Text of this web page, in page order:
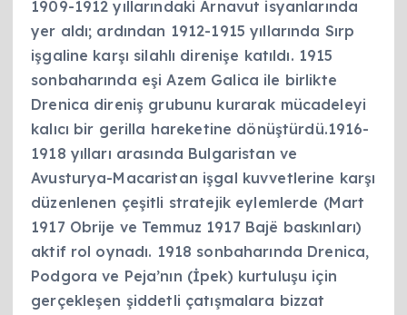
1909-1912 yıllarındaki Arnavut isyanlarında
yer aldı; ardından 1912-1915 yıllarında Sırp
işgaline karşı silahlı direnişe katıldı. 1915
sonbaharında eşi Azem Galica ile birlikte
Drenica direniş grubunu kurarak mücadeleyi
kalıcı bir gerilla hareketine dönüştürdü.1916-
1918 yılları arasında Bulgaristan ve
Avusturya-Macaristan işgal kuvvetlerine karşı
düzenlenen çeşitli stratejik eylemlerde (Mart
1917 Obrije ve Temmuz 1917 Bajë baskınları)
aktif rol oynadı. 1918 sonbaharında Drenica,
Podgora ve Peja’nın (İpek) kurtuluşu için
gerçekleşen şiddetli çatışmalara bizzat